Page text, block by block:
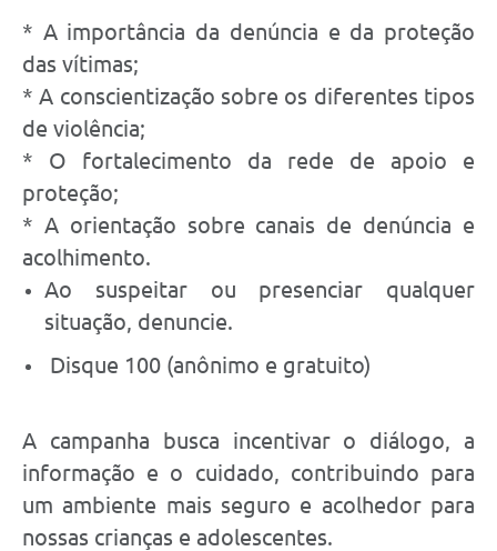
* A importância da denúncia e da proteção
das vítimas;
* A conscientização sobre os diferentes tipos
de violência;
* O fortalecimento da rede de apoio e
proteção;
* A orientação sobre canais de denúncia e
acolhimento.
Ao suspeitar ou presenciar qualquer
situação, denuncie.
Disque 100 (anônimo e gratuito)
A campanha busca incentivar o diálogo, a
informação e o cuidado, contribuindo para
um ambiente mais seguro e acolhedor para
nossas crianças e adolescentes.